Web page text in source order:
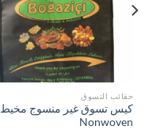
حقائب التسوق
كيس تسوق غير منسوج مخيط
Nonwoven